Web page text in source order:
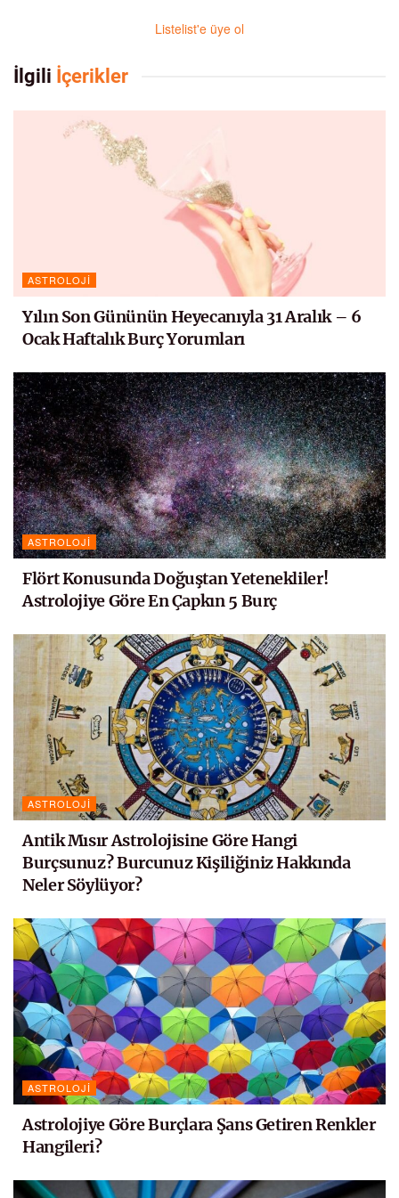
Listelist'e üye ol
İlgili İçerikler
ASTROLOJI
Yılın Son Gününün Heyecanıyla 31 Aralık – 6
Ocak Haftalık Burç Yorumları
ASTROLOJI
Flört Konusunda Doğuştan Yetenekliler!
Astrolojiye Göre En Çapkın 5 Burç
ASTROLOJI
Antik Mısır Astrolojisine Göre Hangi
Burçsunuz? Burcunuz Kişiliğiniz Hakkında
Neler Söylüyor?
ASTROLOJI
Astrolojiye Göre Burçlara Şans Getiren Renkler
Hangileri?